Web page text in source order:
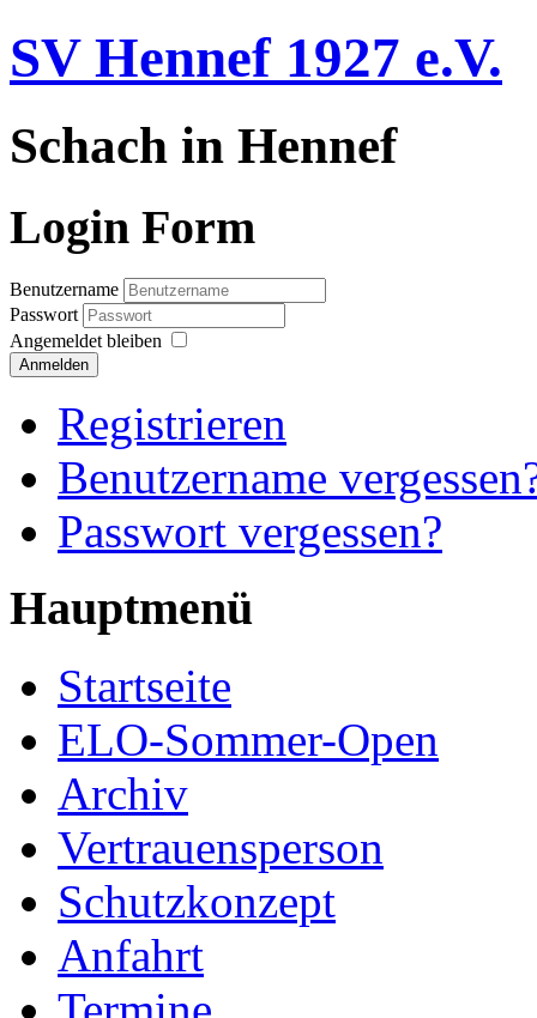
SV Hennef 1927 e.V.
Schach in Hennef
Login Form
Benutzername
Passwort
Angemeldet bleiben
Anmelden
Registrieren
Benutzername
Passwort vergessen?
Hauptmenü
Startseite
ELO-Sommer-Open
Archiv
Vertrauensperson
Schutzkonzept
Anfahrt